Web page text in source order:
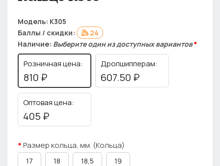
Модель: К305
Баллы / скидки:
24
Наличие: Выберите один из доступных вариантов*
Розничная цена:
810 ₽
Дропшипперам:
607.50 ₽
Оптовая цена:
405 ₽
Размер кольца, мм. (Кольца)
17 18 18,5 19